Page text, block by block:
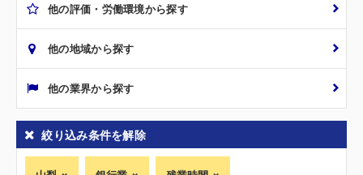
他の評価・労働環境から探す
他の地域から探す
他の業界から探す
絞り込み条件を解除